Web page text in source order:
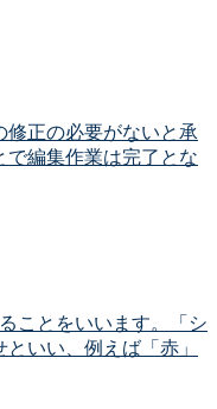
正の必要がないと承
編集作業は完了とな
ことをいいます。「シ
いい、例えば「赤」